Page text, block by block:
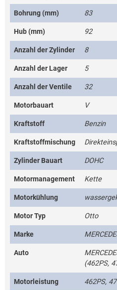
Bohrung (mm) 83
Hub (mm) 92
Anzahl der Zylinder 8
Anzahl der Lager 5
Anzahl der Ventile 32
Motorbauart V
Kraftstoff Benzin
Kraftstoffmischung
Zylinder Bauart DOHC
Motormanagement Kette
Motorkühlung
Motor Typ Otto
Marke
Auto
(462PS,
Motorleistung 462PS,